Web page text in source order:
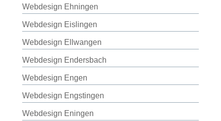
Webdesign Ehningen
Webdesign Eislingen
Webdesign Ellwangen
Webdesign Endersbach
Webdesign Engen
Webdesign Engstingen
Webdesign Eningen